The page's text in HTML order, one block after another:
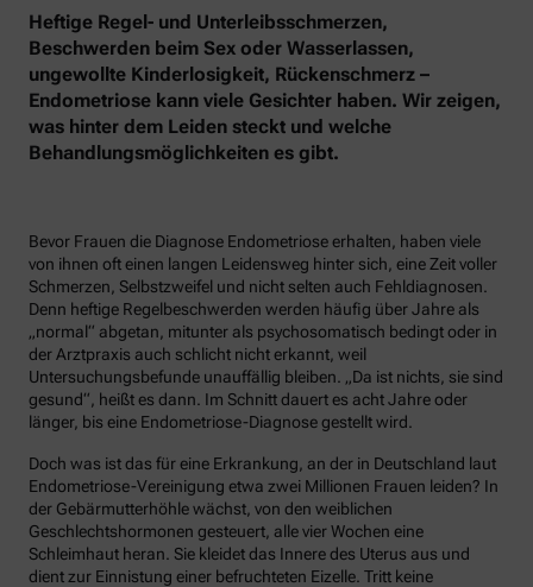
Heftige Regel- und Unterleibsschmerzen,
Beschwerden beim Sex oder Wasserlassen,
ungewollte Kinderlosigkeit, Rückenschmerz –
Endometriose kann viele Gesichter haben. Wir zeigen,
was hinter dem Leiden steckt und welche
Behandlungsmöglichkeiten es gibt.
Bevor Frauen die Diagnose Endometriose erhalten, haben viele
von ihnen oft einen langen Leidensweg hinter sich, eine Zeit voller
Schmerzen, Selbstzweifel und nicht selten auch Fehldiagnosen.
Denn heftige Regelbeschwerden werden häufig über Jahre als
„normal“ abgetan, mitunter als psychosomatisch bedingt oder in
der Arztpraxis auch schlicht nicht erkannt, weil
Untersuchungsbefunde unauffällig bleiben. „Da ist nichts, sie sind
gesund“, heißt es dann. Im Schnitt dauert es acht Jahre oder
länger, bis eine Endometriose-Diagnose gestellt wird.
Doch was ist das für eine Erkrankung, an der in Deutschland laut
Endometriose-Vereinigung etwa zwei Millionen Frauen leiden? In
der Gebärmutterhöhle wächst, von den weiblichen
Geschlechtshormonen gesteuert, alle vier Wochen eine
Schleimhaut heran. Sie kleidet das Innere des Uterus aus und
dient zur Einnistung einer befruchteten Eizelle. Tritt keine